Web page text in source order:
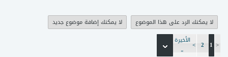
لا يمكنك الرد على هذا الموضوع لا يمكنك إضافة موضوع جديد
<
1
2
> الأخيرة
»